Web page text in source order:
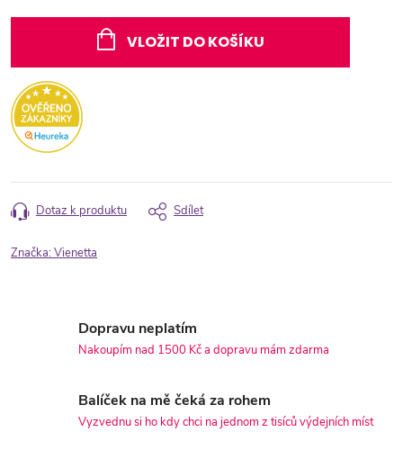
VLOŽIT DO KOŠÍKU
Dotaz k produktu Sdílet
Značka:Vienetta
Dopravu neplatím
Nakoupím nad 1500 Kč a dopravu mám zdarma
Balíček na mě čeká za rohem
Vyzvednu si ho kdy chci na jednom z tisíců výdejních míst